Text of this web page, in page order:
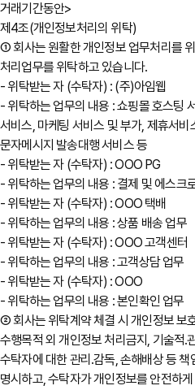
거래기간동안>
제4조(개인정보처리의 위탁)
① 회사는 원활한 개인정보 업무처리를
처리업무를 위탁하고 있습니다.
- 위탁받는 자 (수탁자) : (주)아임웹
- 위탁하는 업무의 내용 : 쇼핑몰 호스팅
서비스, 마케팅 서비스 및 부가, 제휴서비
문자메시지 발송대행 서비스 등
- 위탁받는 자 (수탁자) : OOO PG
- 위탁하는 업무의 내용 : 결제 및 에스크
- 위탁받는 자 (수탁자) : OOO 택배
- 위탁하는 업무의 내용 : 상품 배송 업무
- 위탁받는 자 (수탁자) : OOO 고객센터
- 위탁하는 업무의 내용 : 고객상담 업무
- 위탁받는 자 (수탁자) : OOO
- 위탁하는 업무의 내용 : 본인확인 업무
② 회사는 위탁계약 체결 시 개인정보 보
수행목적 외 개인정보 처리금지, 기술적․
수탁자에 대한 관리․감독, 손해배상 등
명시하고, 수탁자가 개인정보를 안전하